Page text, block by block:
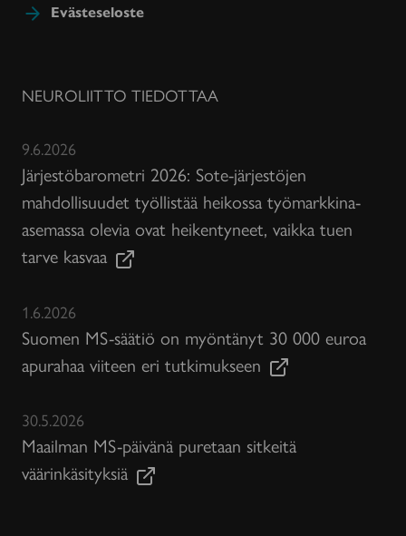
Evästeseloste
NEUROLIITTO TIEDOTTAA
9.6.2026
Järjestöbarometri 2026: Sote-järjestöjen
mahdollisuudet työllistää heikossa työmarkkina-
asemassa olevia ovat heikentyneet, vaikka tuen
tarve kasvaa
1.6.2026
Suomen MS-säätiö on myöntänyt 30 000 euroa
apurahaa viiteen eri tutkimukseen
30.5.2026
Maailman MS-päivänä puretaan sitkeitä
väärinkäsityksiä